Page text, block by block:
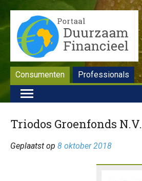
Consumenten Professionals
Triodos Groenfonds N.V.
Geplaatst op 8 oktober 2018